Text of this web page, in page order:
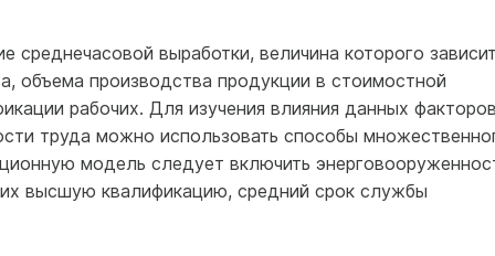
среднечасовой выработки, величина которого
объема производства продукции в стоимостной
рабочих. Для изучения влияния данных
труда можно использовать способы
модель следует включить
высшую квалификацию, средний срок службы